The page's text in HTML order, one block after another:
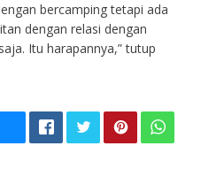
bercamping tetapi ada
dengan relasi dengan
Itu harapannya,” tutup